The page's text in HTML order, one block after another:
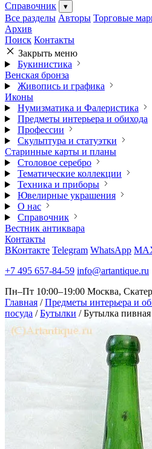
Справочник
▾
Все разделы Авторы Торговые
Архив
Поиск Контакты
Закрыть меню
Букинистика
Венская бронза
Живопись и графика
Иконы
Нумизматика и Фалеристика
Предметы интерьера и обихода
Профессии
Скульптура и статуэтки
Старинные карты и планы
Столовое серебро
Тематические коллекции
Техника и приборы
Ювелирные украшения
О нас
Справочник
Вестник антиквара
Контакты
ВКонтакте Telegram WhatsApp
+7 495 657-84-59 info@artantique.ru
Пн–Пт 10:00–19:00 Москва,
Главная / Предметы интерьера и
посуда / Бутылки / Бутылка